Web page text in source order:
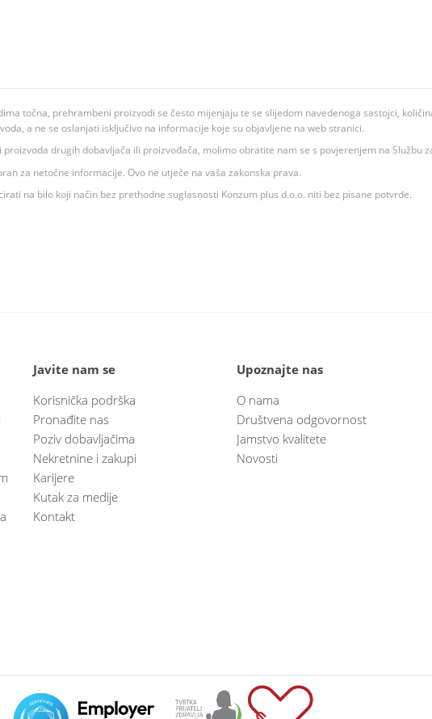
točna, prehrambeni proizvodi se često mijenjaju te se slijedom navedenoga sastojci,
a ne se oslanjati isključivo na informacije koje su objavljene na web stranici.
drugih dobavljača ili proizvođača, molimo obratite nam se s povjerenjem na Službu
za netočne informacije. Ovo ne utječe na vaša zakonska prava.
na bilo koji način bez prethodne suglasnosti Konzum plus d.o.o. niti bez pisane potvrde.
Javite nam se
Korisnička podrška
Pronađite nas
Poziv dobavljačima
Nekretnine i zakupi
Karijere
Kutak za medije
Kontakt
Upoznajte nas
O nama
Društvena odgovornost
Jamstvo kvalitete
Novosti